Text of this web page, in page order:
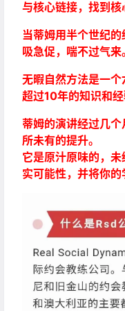
与核心链接，找到
当蒂姆用半个世纪
吸急促，喘不过气来。
无暇自然方法是一
超过10年的知识和经
蒂姆的演讲经过几
所未有的提升。
它是原汁原味的，
实可能性，并将你的